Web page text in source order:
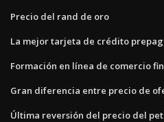
Precio del rand de oro
La mejor tarjeta de crédito
Formación en línea de comercio
Gran diferencia entre precio de
Última reversión del precio del